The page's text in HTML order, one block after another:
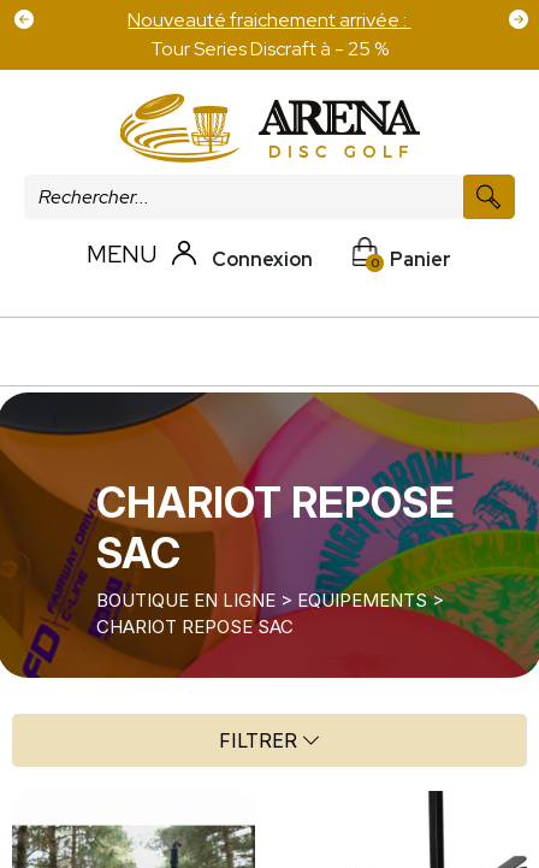
Nouveauté fraichement arrivée :
Tour Series Discraft à - 25 %
MENU Connexion 0 Panier
CHARIOT REPOSE
SAC
BOUTIQUE EN LIGNE > EQUIPEMENTS>
CHARIOT REPOSE SAC
FILTRER